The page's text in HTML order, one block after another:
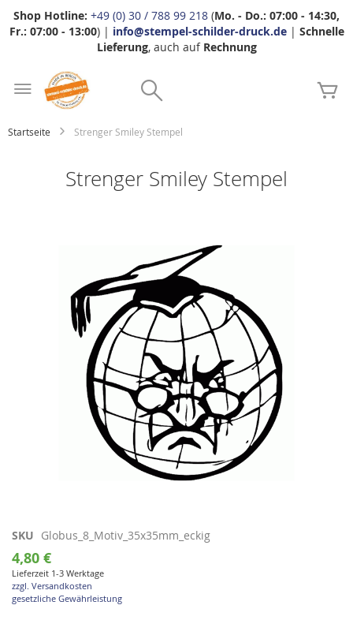
Shop Hotline: +49 (0) 30 / 788 99 218 (Mo. - Do.: 07:00 - 14:30,
Fr.: 07:00 - 13:00) | info@stempel-schilder-druck.de| Schnelle
Lieferung, auch auf Rechnung
Startseite Strenger Smiley Stempel
Strenger Smiley Stempel
Zum
Anfang
der
Bildgalerie
springen
SKU Globus_8_Motiv_35x35mm_eckig
4,80 €
Lieferzeit 1-3 Werktage
zzgl. Versandkosten
gesetzliche Gewährleistung